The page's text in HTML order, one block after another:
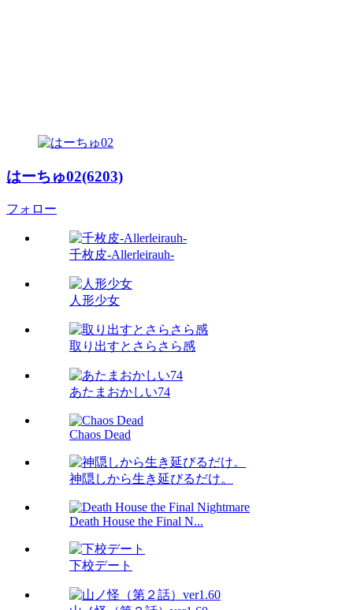
はーちゅ02(6203)
フォロー
千枚皮-Allerleirauh-
人形少女
取り出すとさらさら感
あたまおかしい74
Chaos Dead
神隠しから生き延びるだけ。
Death House the Final N...
下校デート